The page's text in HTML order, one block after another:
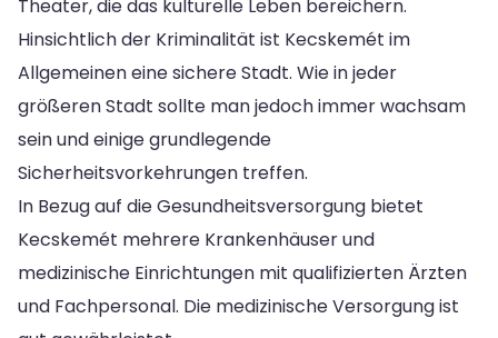
Theater, die das kulturelle Leben bereichern.
Hinsichtlich der Kriminalität ist Kecskemét im
Allgemeinen eine sichere Stadt. Wie in jeder
größeren Stadt sollte man jedoch immer wachsam
sein und einige grundlegende
Sicherheitsvorkehrungen treffen.
In Bezug auf die Gesundheitsversorgung bietet
Kecskemét mehrere Krankenhäuser und
medizinische Einrichtungen mit qualifizierten Ärzten
und Fachpersonal. Die medizinische Versorgung ist